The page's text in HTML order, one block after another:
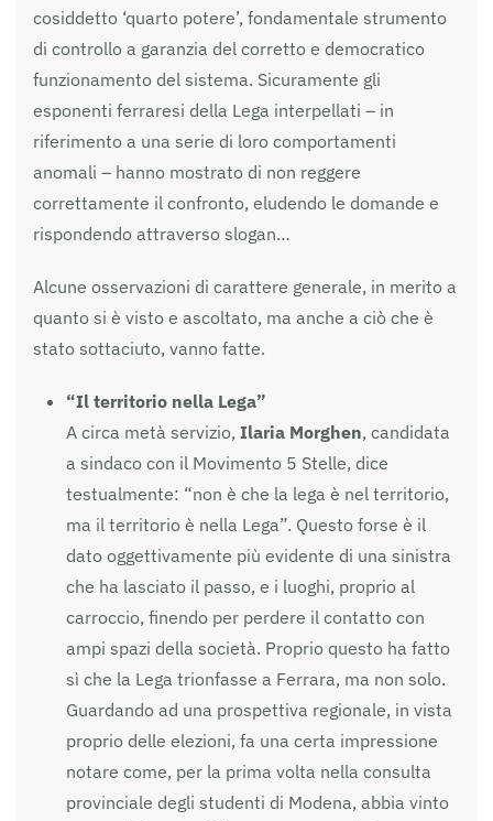
cosiddetto ‘quarto potere’, fondamentale strumento
di controllo a garanzia del corretto e democratico
funzionamento del sistema. Sicuramente gli
esponenti ferraresi della Lega interpellati – in
riferimento a una serie di loro comportamenti
anomali – hanno mostrato di non reggere
correttamente il confronto, eludendo le domande e
rispondendo attraverso slogan…
Alcune osservazioni di carattere generale, in merito a
quanto si è visto e ascoltato, ma anche a ciò che è
stato sottaciuto, vanno fatte.
“Il territorio nella Lega”
A circa metà servizio, Ilaria Morghen, candidata
a sindaco con il Movimento 5 Stelle, dice
testualmente: “non è che la lega è nel territorio,
ma il territorio è nella Lega”. Questo forse è il
dato oggettivamente più evidente di una sinistra
che ha lasciato il passo, e i luoghi, proprio al
carroccio, finendo per perdere il contatto con
ampi spazi della società. Proprio questo ha fatto
sì che la Lega trionfasse a Ferrara, ma non solo.
Guardando ad una prospettiva regionale, in vista
proprio delle elezioni, fa una certa impressione
notare come, per la prima volta nella consulta
provinciale degli studenti di Modena, abbia vinto